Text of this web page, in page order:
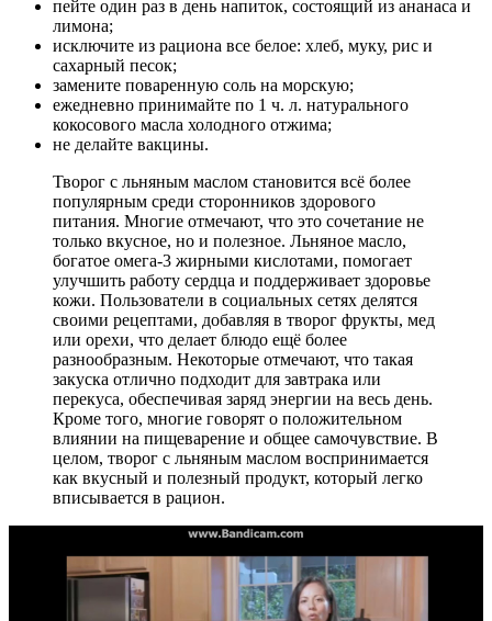
пейте один раз в день напиток, состоящий из ананаса и
лимона;
исключите из рациона все белое: хлеб, муку, рис и
сахарный песок;
замените поваренную соль на морскую;
ежедневно принимайте по 1 ч. л. натурального
кокосового масла холодного отжима;
не делайте вакцины.
Творог с льняным маслом становится всё более
популярным среди сторонников здорового
питания. Многие отмечают, что это сочетание не
только вкусное, но и полезное. Льняное масло,
богатое омега-3 жирными кислотами, помогает
улучшить работу сердца и поддерживает здоровье
кожи. Пользователи в социальных сетях делятся
своими рецептами, добавляя в творог фрукты, мед
или орехи, что делает блюдо ещё более
разнообразным. Некоторые отмечают, что такая
закуска отлично подходит для завтрака или
перекуса, обеспечивая заряд энергии на весь день.
Кроме того, многие говорят о положительном
влиянии на пищеварение и общее самочувствие. В
целом, творог с льняным маслом воспринимается
как вкусный и полезный продукт, который легко
вписывается в рацион.